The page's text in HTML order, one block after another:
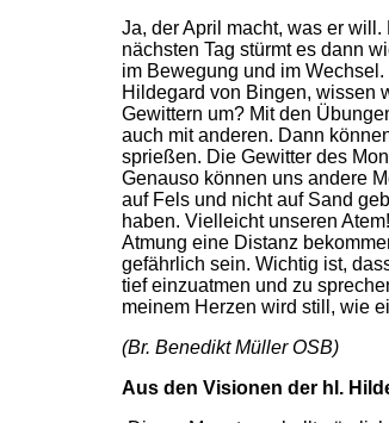
Ja, der April macht, was er
nächsten Tag stürmt es dann
im Bewegung und im
Hildegard von Bingen, wissen
Gewittern um? Mit den
auch mit anderen. Dann
sprießen. Die Gewitter des
Genauso können uns andere
auf Fels und nicht auf Sand
haben. Vielleicht unseren
Atmung eine Distanz
gefährlich sein. Wichtig ist,
tief einzuatmen und zu
meinem Herzen wird still, wie
(Br. Benedikt Müller OSB)
Aus den Visionen der hl.